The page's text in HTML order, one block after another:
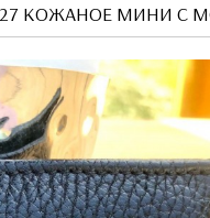
КОЖАНОЕ МИНИ С